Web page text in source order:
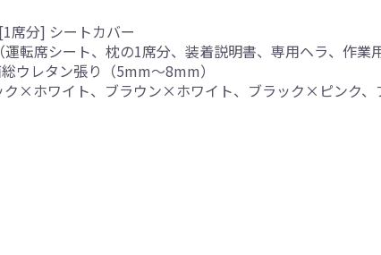
席分] シートカバー
転席シート、枕の1席分、装着説明書、専用ヘラ、作業用
ウレタン張り（5mm～8mm）
ク×ホワイト、ブラウン×ホワイト、ブラック×ピンク